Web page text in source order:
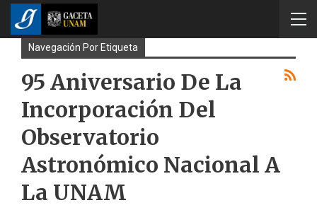
Navegación Por Etiqueta
95 Aniversario De La
Incorporación Del
Observatorio
Astronómico Nacional A
La UNAM